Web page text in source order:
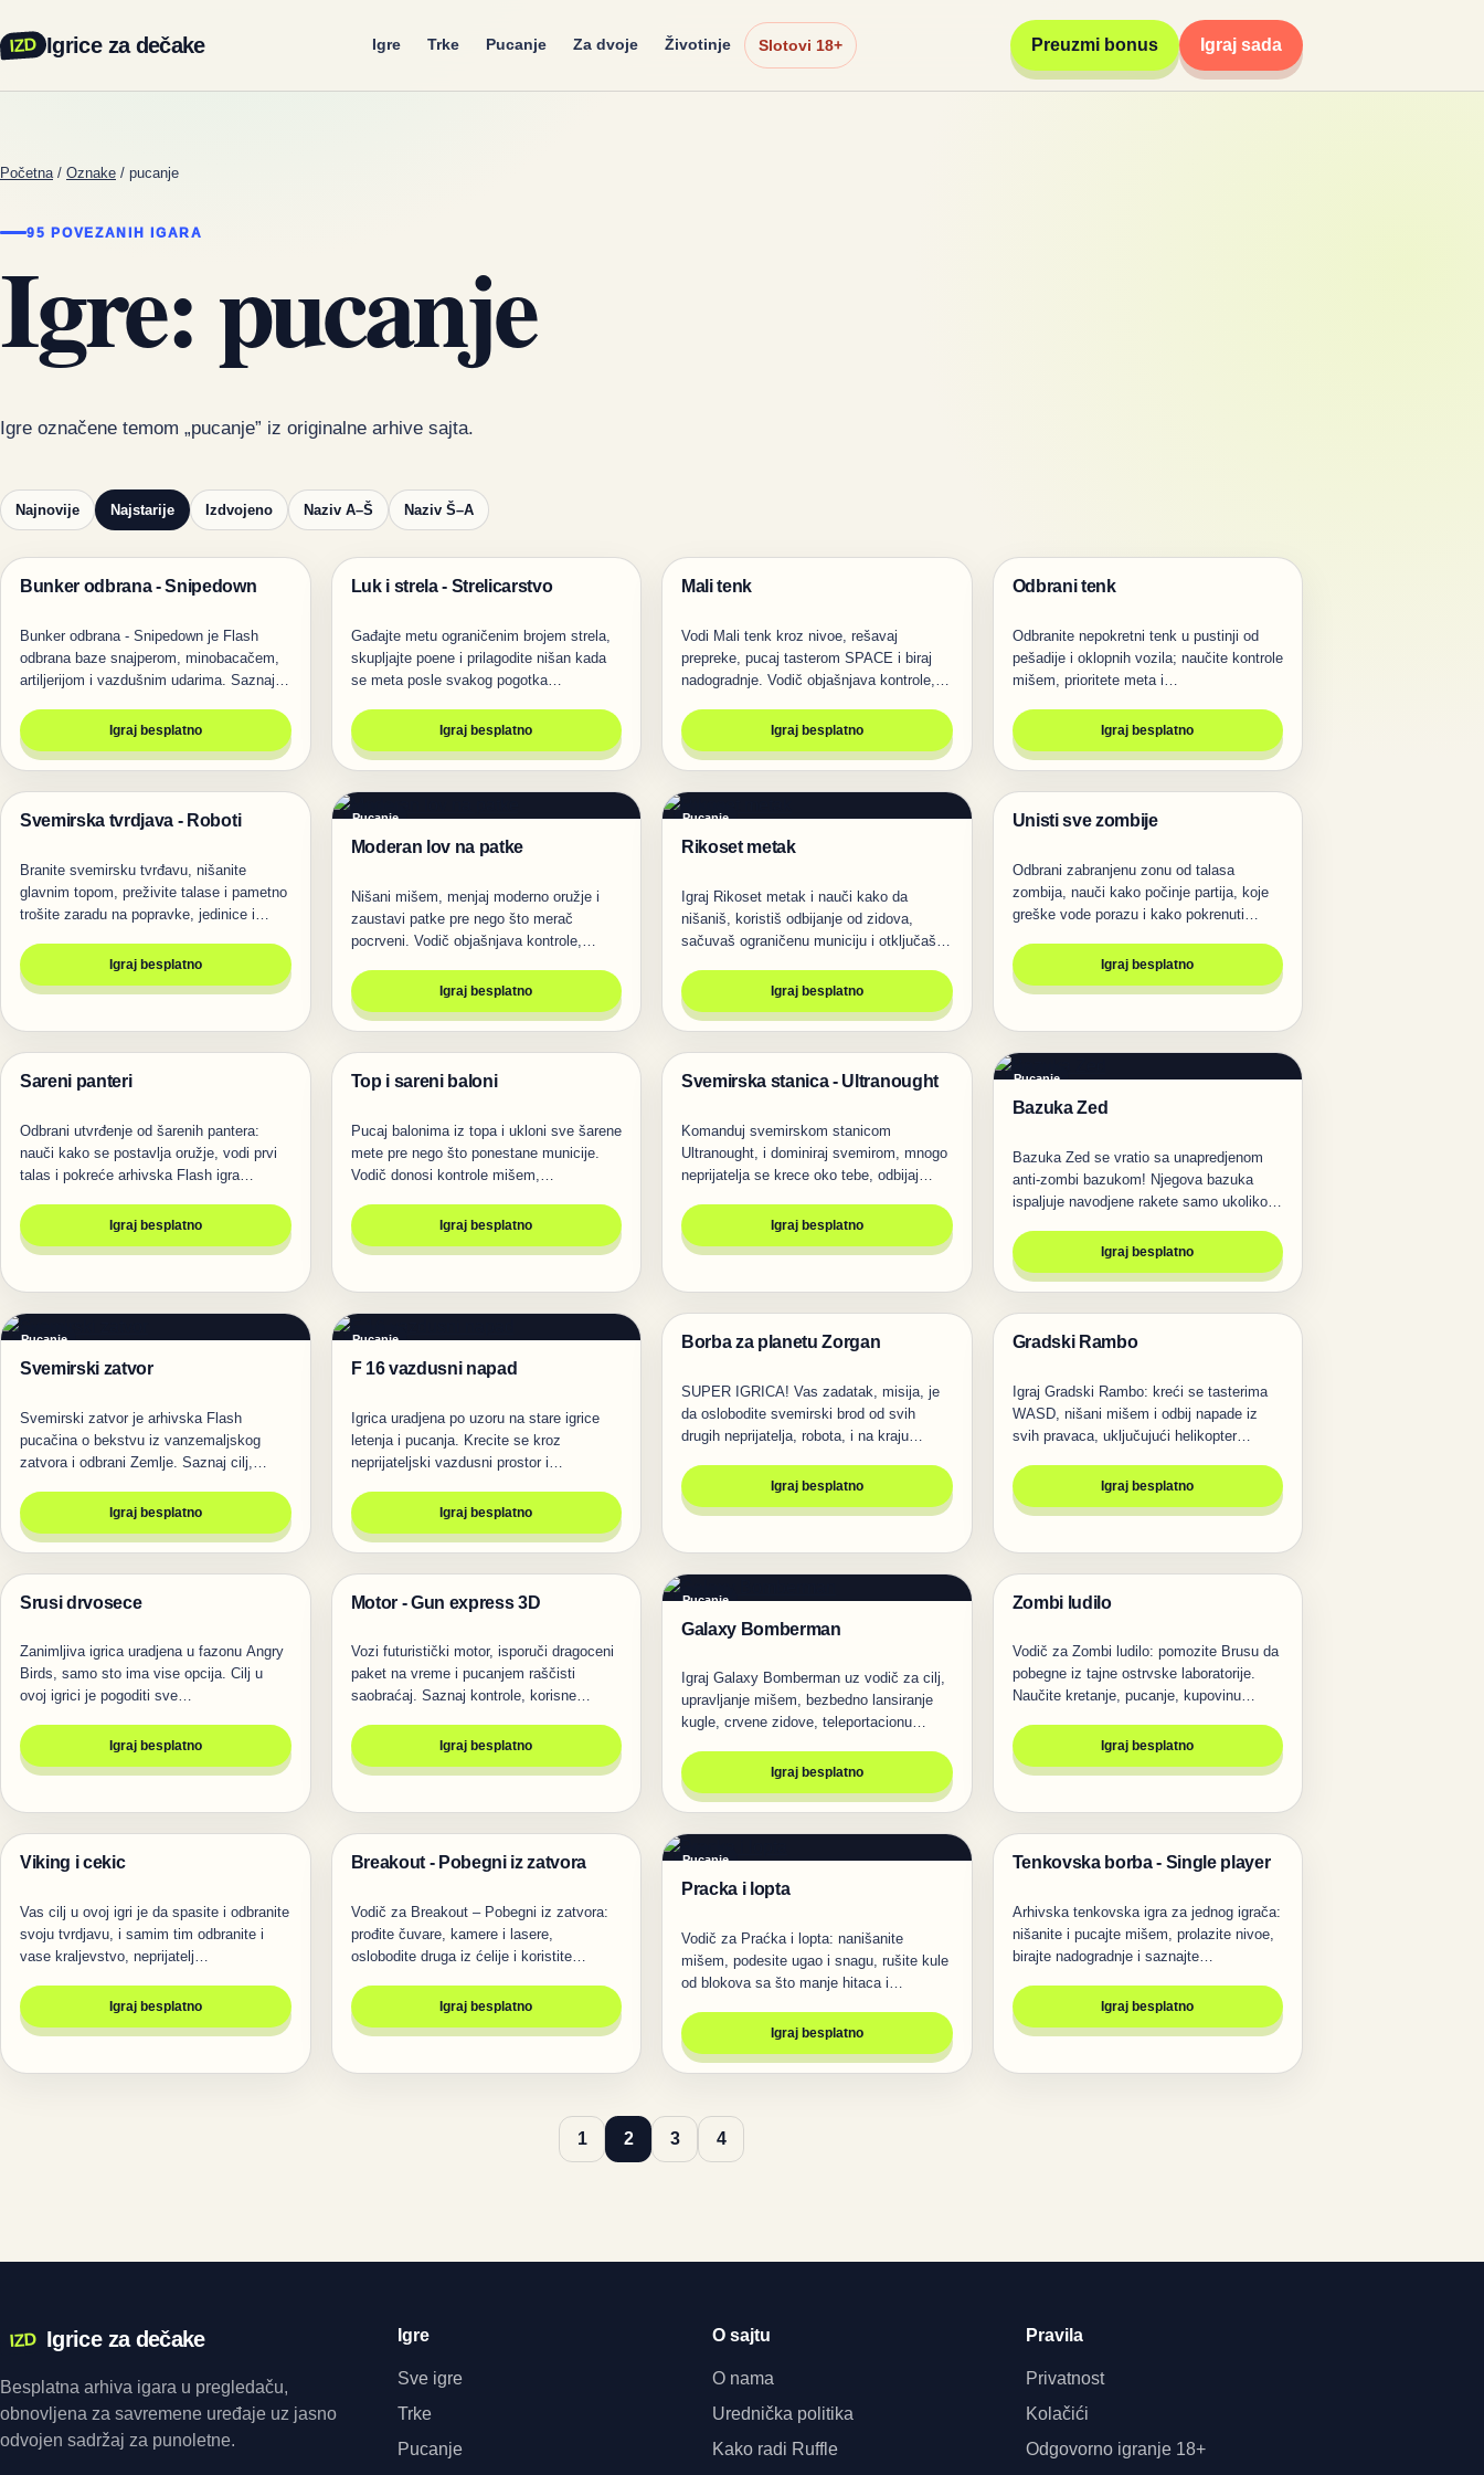
IZD Igrice za dečake Igre Trke Pucanje Za dvoje Životinje Slotovi 18+ Preuzmi bonus Igraj sada
Početna / Oznake / pucanje
95 POVEZANIH IGARA
Igre: pucanje
Igre označene temom „pucanje” iz originalne arhive sajta.
Najnovije Najstarije Izdvojeno Naziv A–Š Naziv Š–A
Pucanje
Bunker odbrana - Snipedown
Bunker odbrana - Snipedown je Flash
odbrana baze snajperom, minobacačem,
artiljerijom i vazdušnim udarima. Saznaj…
Igraj besplatno
Pucanje
Luk i strela - Strelicarstvo
Gađajte metu ograničenim brojem strela,
skupljajte poene i prilagodite nišan kada
se meta posle svakog pogotka…
Igraj besplatno
Pucanje
Mali tenk
Vodi Mali tenk kroz nivoe, rešavaj
prepreke, pucaj tasterom SPACE i biraj
nadogradnje. Vodič objašnjava kontrole,…
Igraj besplatno
Pucanje
Odbrani tenk
Odbranite nepokretni tenk u pustinji od
pešadije i oklopnih vozila; naučite kontrole
mišem, prioritete meta i…
Igraj besplatno
Pucanje
Svemirska tvrdjava - Roboti
Branite svemirsku tvrđavu, nišanite
glavnim topom, preživite talase i pametno
trošite zaradu na popravke, jedinice i…
Igraj besplatno
Pucanje
Moderan lov na patke
Nišani mišem, menjaj moderno oružje i
zaustavi patke pre nego što merač
pocrveni. Vodič objašnjava kontrole,
Igraj besplatno
Pucanje
Rikoset metak
Igraj Rikoset metak i nauči kako da
nišaniš, koristiš odbijanje od zidova,
sačuvaš ograničenu municiju i otključaš…
Igraj besplatno
Pucanje
Unisti sve zombije
Odbrani zabranjenu zonu od talasa
zombija, nauči kako počinje partija, koje
greške vode porazu i kako pokrenuti
Igraj besplatno
Pucanje
Sareni panteri
Odbrani utvrđenje od šarenih pantera:
nauči kako se postavlja oružje, vodi prvi
talas i pokreće arhivska Flash igra…
Igraj besplatno
Pucanje
Top i sareni baloni
Pucaj balonima iz topa i ukloni sve šarene
mete pre nego što ponestane municije.
Vodič donosi kontrole mišem,…
Igraj besplatno
Pucanje
Svemirska stanica - Ultranought
Komanduj svemirskom stanicom
Ultranought, i dominiraj svemirom, mnogo
neprijatelja se krece oko tebe, odbijaj
Igraj besplatno
Pucanje
Bazuka Zed
Bazuka Zed se vratio sa unapredjenom
anti-zombi bazukom! Njegova bazuka
ispaljuje navodjene rakete samo ukoliko
Igraj besplatno
Pucanje
Svemirski zatvor
Svemirski zatvor je arhivska Flash
pucačina o bekstvu iz vanzemaljskog
zatvora i odbrani Zemlje. Saznaj cilj,…
Igraj besplatno
Pucanje
F 16 vazdusni napad
Igrica uradjena po uzoru na stare igrice
letenja i pucanja. Krecite se kroz
neprijateljski vazdusni prostor i…
Igraj besplatno
Pucanje
Borba za planetu Zorgan
SUPER IGRICA! Vas zadatak, misija, je
da oslobodite svemirski brod od svih
drugih neprijatelja, robota, i na kraju…
Igraj besplatno
Pucanje
Gradski Rambo
Igraj Gradski Rambo: kreći se tasterima
WASD, nišani mišem i odbij napade iz
svih pravaca, uključujući helikopter…
Igraj besplatno
Igre
Srusi drvosece
Zanimljiva igrica uradjena u fazonu Angry
Birds, samo sto ima vise opcija. Cilj u
ovoj igrici je pogoditi sve…
Igraj besplatno
Trke
Motor - Gun express 3D
Vozi futuristički motor, isporuči dragoceni
paket na vreme i pucanjem raščisti
saobraćaj. Saznaj kontrole, korisne…
Igraj besplatno
Pucanje
Galaxy Bomberman
Igraj Galaxy Bomberman uz vodič za cilj,
upravljanje mišem, bezbedno lansiranje
kugle, crvene zidove, teleportacionu…
Igraj besplatno
Pucanje
Zombi ludilo
Vodič za Zombi ludilo: pomozite Brusu da
pobegne iz tajne ostrvske laboratorije.
Naučite kretanje, pucanje, kupovinu…
Igraj besplatno
Pucanje
Viking i cekic
Vas cilj u ovoj igri je da spasite i odbranite
svoju tvrdjavu, i samim tim odbranite i
vase kraljevstvo, neprijatelj…
Igraj besplatno
Igre
Breakout - Pobegni iz zatvora
Vodič za Breakout – Pobegni iz zatvora:
prođite čuvare, kamere i lasere,
oslobodite druga iz ćelije i koristite…
Igraj besplatno
Pucanje
Pracka i lopta
Vodič za Praćka i lopta: nanišanite
mišem, podesite ugao i snagu, rušite kule
od blokova sa što manje hitaca i…
Igraj besplatno
Pucanje
Tenkovska borba - Single player
Arhivska tenkovska igra za jednog igrača:
nišanite i pucajte mišem, prolazite nivoe,
birajte nadogradnje i saznajte…
Igraj besplatno
1 2 3 4
IZD Igrice za dečake
Besplatna arhiva igara u pregledaču,
obnovljena za savremene uređaje uz jasno
odvojen sadržaj za punoletne.
Igre
Sve igre
Trke
Pucanje
O sajtu
O nama
Urednička politika
Kako radi Ruffle
Pravila
Privatnost
Kolačići
Odgovorno igranje 18+